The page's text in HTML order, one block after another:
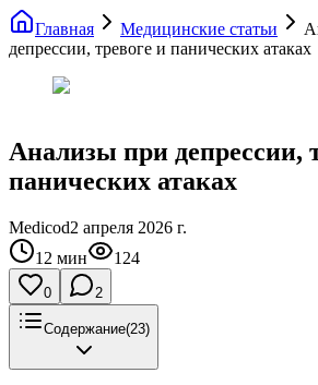
Главная Медицинские статьи
депрессии, тревоге и панических атаках
Анализы при депрессии,
панических атаках
Medicod2 апреля 2026 г.
12 мин 124
0 2
Содержание(23)